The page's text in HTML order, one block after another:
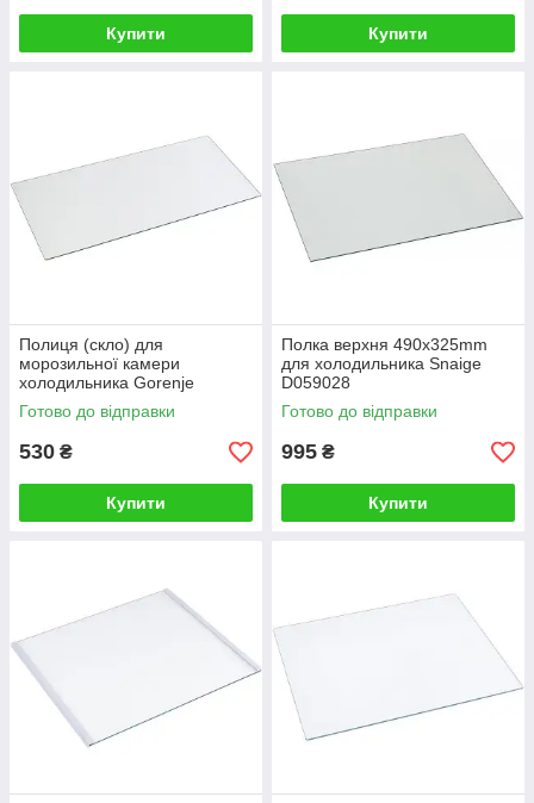
Купити Купити
Полиця (скло) для
морозильної камери
холодильника Gorenje
409794
Готово до відправки
530 ₴
Купити
Полка верхня 490x325mm
для холодильника Snaige
D059028
Готово до відправки
995 ₴
Купити